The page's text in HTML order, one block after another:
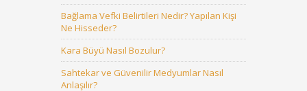
Bağlama Vefki Belirtileri Nedir? Yapılan Kişi
Ne Hisseder?
Kara Büyü Nasıl Bozulur?
Sahtekar ve Güvenilir Medyumlar Nasıl
Anlaşılır?